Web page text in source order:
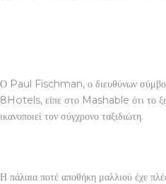
Ο Paul Fischman, ο διευθύνων
8Hotels, είπε στο Mashable ότι το
ικανοποιεί τον σύγχρονο ταξιδιώτη.
Η πάλαια ποτέ αποθήκη μαλλιού έχε